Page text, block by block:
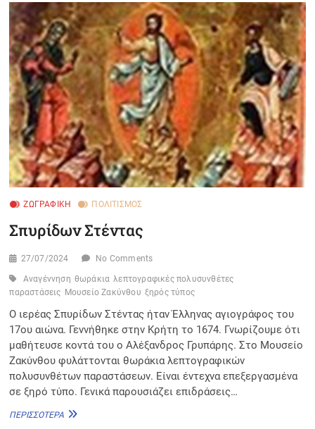
ΕΜΠΡΊΚΟΣ
ΖΩΓΡΑΦΙΚΉ ΠΟΛΙΤΙΣΜΌΣ
Σπυρίδων Στέντας
27/07/2024 No Comments
Αναγέννηση θωράκια λεπτογραφικές πολυσυνθέτες
παραστάσεις Μουσείο Ζακύνθου ξηρός τύπος
Ο ιερέας Σπυρίδων Στέντας ήταν Έλληνας αγιογράφος του
17ου αιώνα. Γεννήθηκε στην Κρήτη το 1674. Γνωρίζουμε ότι
μαθήτευσε κοντά του ο Αλέξανδρος Γρυπάρης. Στο Μουσείο
Ζακύνθου φυλάττονται θωράκια λεπτογραφικών
πολυσυνθέτων παραστάσεων. Είναι έντεχνα επεξεργασμένα
σε ξηρό τύπο. Γενικά παρουσιάζει επιδράσεις…
ΠΕΡΙΣΣΌΤΕΡΑ ΣΠΥΡΊΔΩΝ